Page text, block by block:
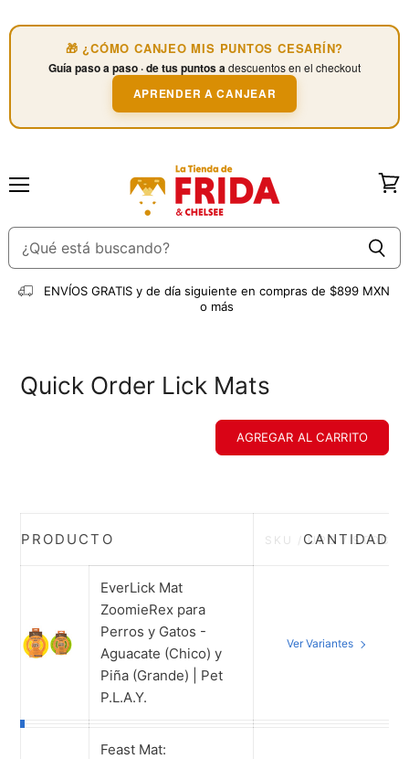
🎁 ¿CÓMO CANJEO MIS PUNTOS CESARÍN?
Guía paso a paso · de tus puntos adescuentos en el checkout
APRENDER A CANJEAR
ENVÍOS GRATIS y de día siguiente en compras de $899 MXN
o más
Quick Order Lick Mats
AGREGAR AL CARRITO
PRODUCTO SKU / UPC / STOCK
CANTIDAD
EverLick Mat
ZoomieRex para
Perros y Gatos -
Aguacate (Chico) y
Piña (Grande) | Pet
P.L.A.Y.
Ver Variantes
Feast Mat: